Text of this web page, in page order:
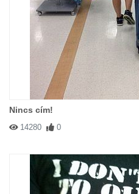
Nincs cím!
14280 0